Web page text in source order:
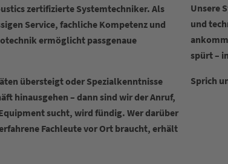
zertifizierte Systemtechniker. Als
Service, fachliche Kompetenz und
ermöglicht passgenaue
übersteigt oder Spezialkenntnisse
hinausgehen – dann sind wir der Anruf,
sucht, wird fündig. Wer darüber
Fachleute vor Ort braucht, erhält
Unsere
und
spürt –
Sprich